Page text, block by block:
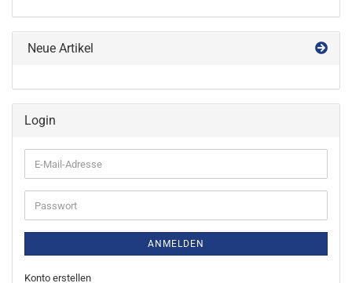
Neue Artikel
Login
E-
Mail-
Adresse
Passwort
ANMELDEN
Konto erstellen